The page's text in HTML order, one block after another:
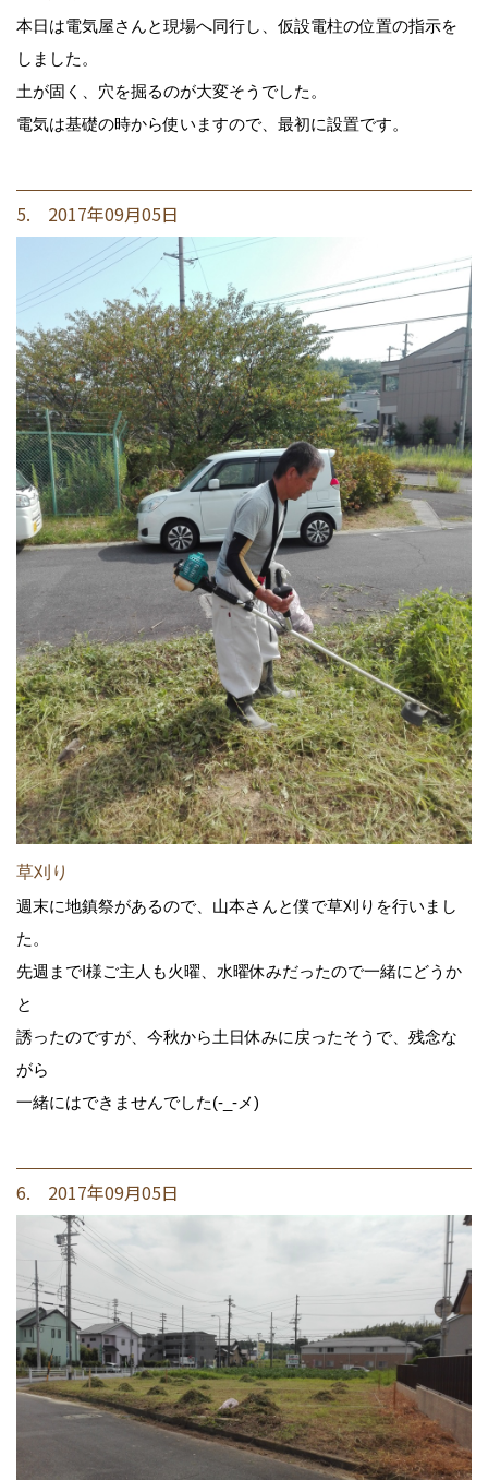
本日は電気屋さんと現場へ同行し、仮設電柱の位置の指示を
しました。
土が固く、穴を掘るのが大変そうでした。
電気は基礎の時から使いますので、最初に設置です。
5. 2017年09月05日
草刈り
週末に地鎮祭があるので、山本さんと僕で草刈りを行いまし
た。
先週までI様ご主人も火曜、水曜休みだったので一緒にどうか
と
誘ったのですが、今秋から土日休みに戻ったそうで、残念な
がら
一緒にはできませんでした(-_-メ)
6. 2017年09月05日